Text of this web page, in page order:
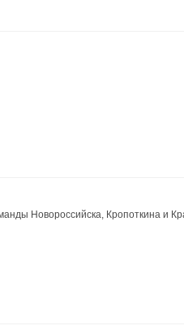
Новороссийска, Кропоткина и